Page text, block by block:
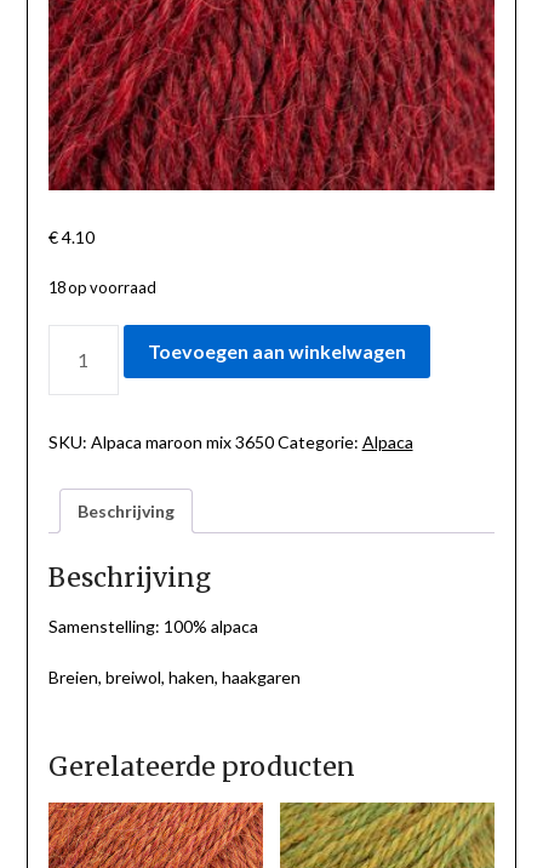
€4.10
18 op voorraad
MAROON
AANTAL
Toevoegen aan winkelwagen
SKU: Alpaca maroon mix 3650 Categorie: Alpaca
Beschrijving
Beschrijving
Samenstelling: 100% alpaca
Breien, breiwol, haken, haakgaren
Gerelateerde producten